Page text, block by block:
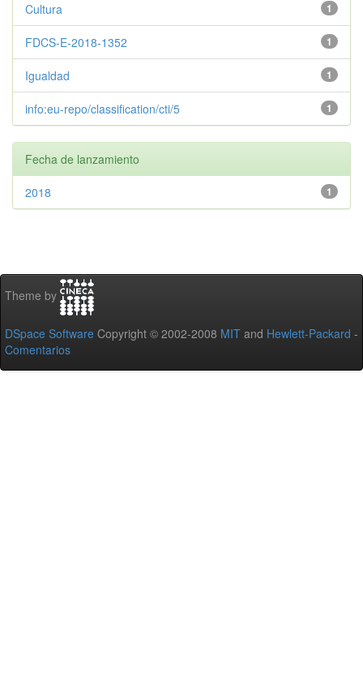
1
Cultura
1
FDCS-E-2018-1352
1
Igualdad
1
info:eu-repo/classification/cti/5
Fecha de lanzamiento
1
2018
Theme by
DSpace Software Copyright © 2002-2008 MIT and Hewlett-Packard -
Comentarios